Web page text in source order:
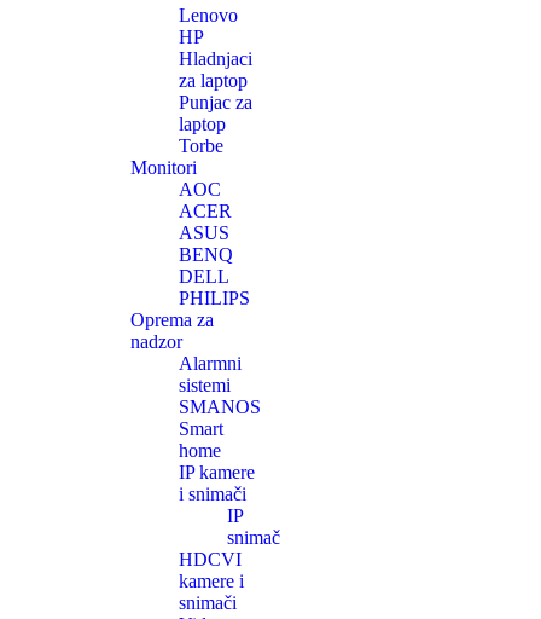
Lenovo
HP
Hladnjaci
za laptop
Punjac za
laptop
Torbe
Monitori
AOC
ACER
ASUS
BENQ
DELL
PHILIPS
Oprema za
nadzor
Alarmni
sistemi
SMANOS
Smart
home
IP kamere
i snimači
IP
snimač
HDCVI
kamere i
snimači